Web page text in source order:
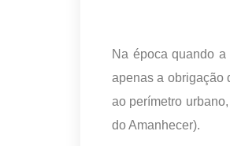
Na época quando
apenas a obrigação
ao perímetro
do Amanhecer).